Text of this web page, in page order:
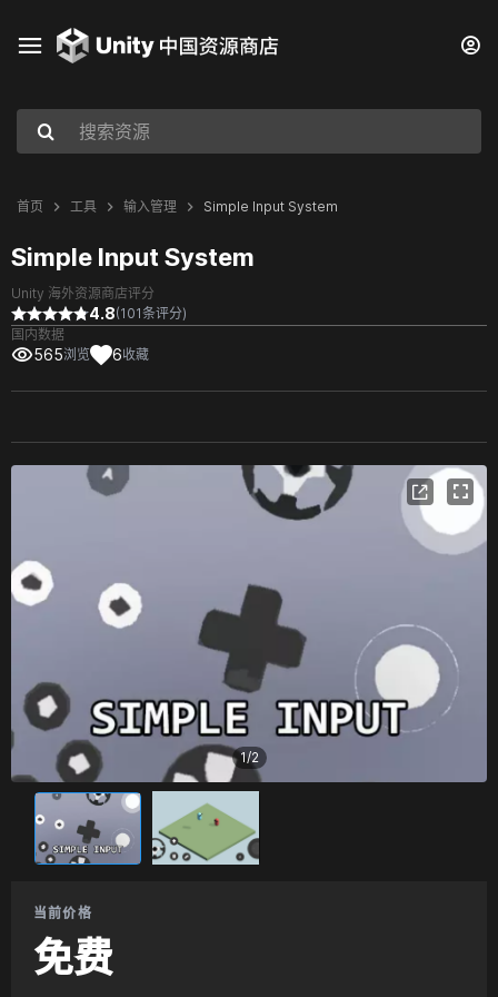
首页 工具 输入管理 Simple Input System
Simple Input System
Unity 海外资源商店评分
4.8(101条评分)
国内数据
565浏览 6收藏
1/2
当前价格
免费